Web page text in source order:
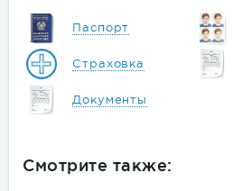
Паспорт
Страховка
Документы
Смотрите также: